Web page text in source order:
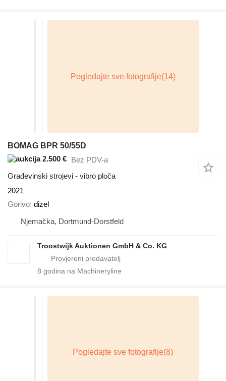
BOMAG BPR 50/55D
2.500 € Bez PDV-a
Građevinski strojevi - vibro ploča
2021
Gorivo dizel
Njemačka, Dortmund-Dorstfeld
Troostwijk Auktionen GmbH & Co. KG
8 godina na Machineryline